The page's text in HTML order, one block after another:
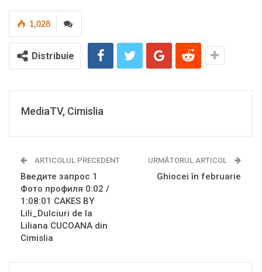
1,028
Distribuie
MediaTV, Cimislia
ARTICOLUL PRECEDENT
Введите запрос 1
Фото профиля 0:02 /
1:08:01 CAKES BY
Lili_Dulciuri de la
Liliana CUCOANA din
Cimislia
URMĂTORUL ARTICOL
Ghiocei în februarie